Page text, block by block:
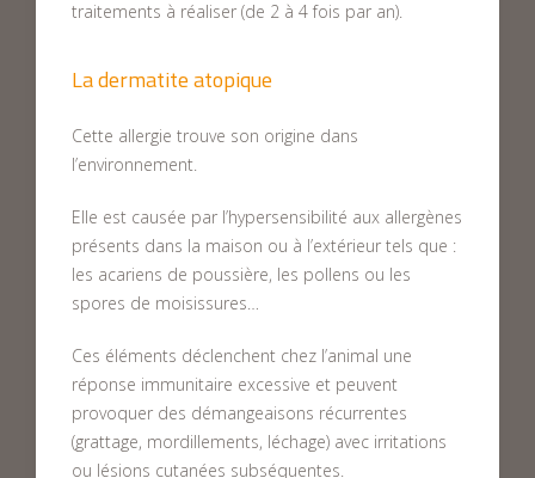
traitements à réaliser (de 2 à 4 fois par an).
La dermatite atopique
Cette allergie trouve son origine dans
l’environnement.
Elle est causée par l’hypersensibilité aux allergènes
présents dans la maison ou à l’extérieur tels que :
les acariens de poussière, les pollens ou les
spores de moisissures…
Ces éléments déclenchent chez l’animal une
réponse immunitaire excessive et peuvent
provoquer des démangeaisons récurrentes
(grattage, mordillements, léchage) avec irritations
ou lésions cutanées subséquentes.